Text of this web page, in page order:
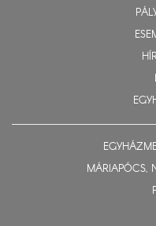
MÁRIAPÓCS,